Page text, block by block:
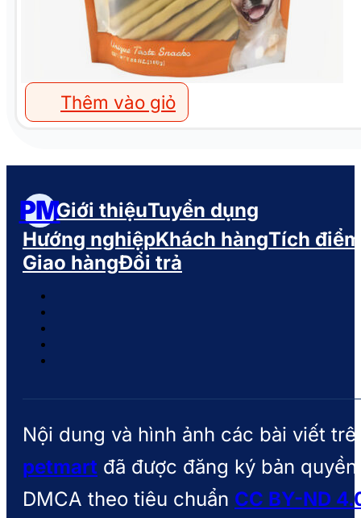
Thêm vào giỏ
PMGiới thiệuTuyển dụng
Hướng nghiệpKhách hàngTích điểm
Giao hàngĐổi trả
Nội dung và hình ảnh các bài viết
petmart đã được đăng ký bản quyền
DMCA theo tiêu chuẩn CC BY-ND